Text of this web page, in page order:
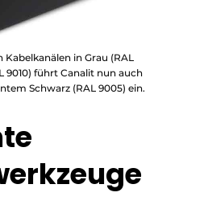
in Grau (RAL
9010) führt Canalit nun auch
Schwarz (RAL 9005) ein.